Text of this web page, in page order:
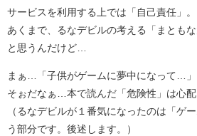
サービスを利用する上では「自己責任」。
あくまで、るなデビルの考える「まとも
と思うんだけど…
まぁ…「子供がゲームに夢中になって…
そぉだなぁ…本で読んだ「危険性」は心
（るなデビルが１番気になったのは「ゲ
う部分です。後述します。）